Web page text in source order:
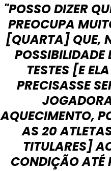
"POSSO DIZER
PREOCUPA
[QUARTA] QUE,
POSSIBILIDADE
TESTES [E
PRECISASSE
AQUECIMENTO,
AS 20
TITULARES]
CONDIÇÃO ATÉ